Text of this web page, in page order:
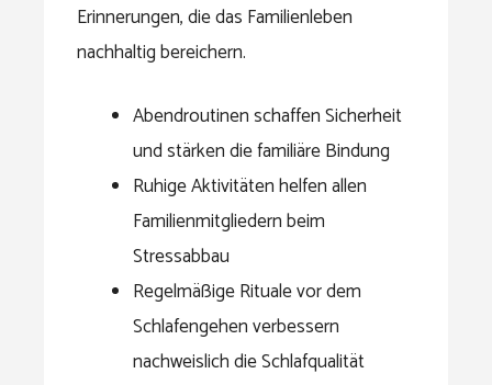
Erinnerungen, die das Familienleben
nachhaltig bereichern.
Abendroutinen schaffen Sicherheit
und stärken die familiäre Bindung
Ruhige Aktivitäten helfen allen
Familienmitgliedern beim
Stressabbau
Regelmäßige Rituale vor dem
Schlafengehen verbessern
nachweislich die Schlafqualität